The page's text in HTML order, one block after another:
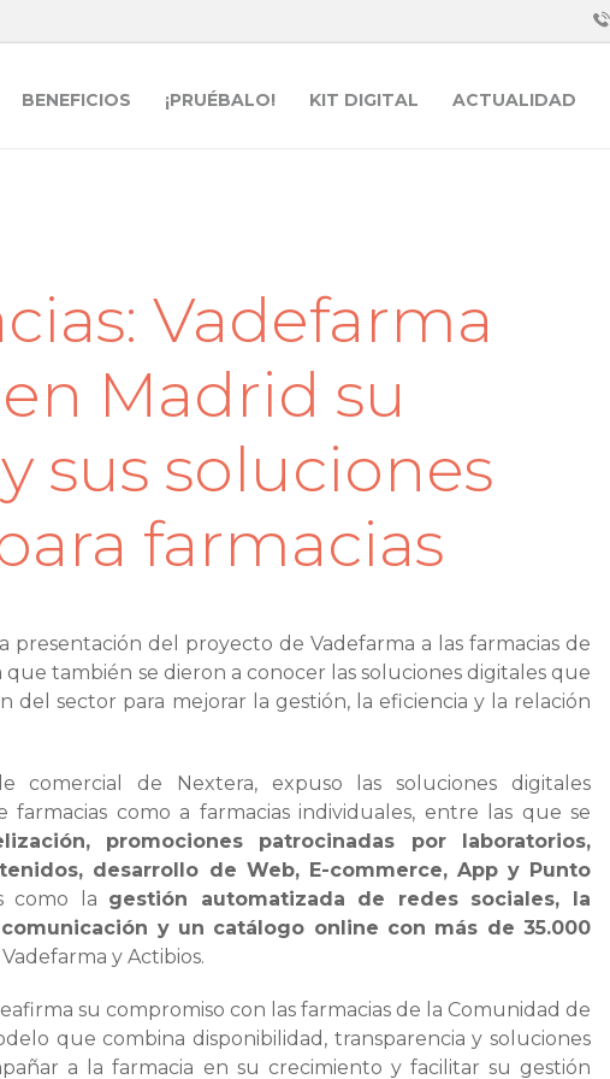
BENEFICIOS ¡PRUÉBALO! KIT DIGITAL ACTUALIDAD
Vadefarma
Madrid su
sus soluciones
farmacias
presentación del proyecto de Vadefarma a las farmacias de
que también se dieron a conocer las soluciones digitales que
del sector para mejorar la gestión, la eficiencia y la relación
comercial de Nextera, expuso las soluciones digitales
como a farmacias individuales, entre las que se
promociones patrocinadas por laboratorios,
desarrollo de Web, E-commerce, App y Punto
como la gestión automatizada de redes sociales, la
y un catálogo online con más de 35.000
y Actibios.
su compromiso con las farmacias de la Comunidad de
que combina disponibilidad, transparencia y soluciones
a la farmacia en su crecimiento y facilitar su gestión